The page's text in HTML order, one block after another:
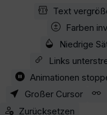
Zum Hauptinhalt
Text
Farben
Niedrige
Links
Animationen
Großer Cursor
Zurücksetzen